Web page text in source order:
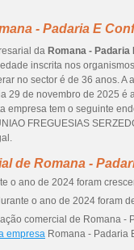
- Padaria E
da Romana -
inscrita nos
no sector é de 36 anos.
29 de novembro de 2025
empresa tem o seguinte
FREGUESIAS
de Romana -
o ano de 2024 foram
o ano de 2024 foram
comercial de Romana -
empresa Romana - Padaria